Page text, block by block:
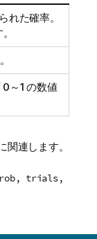
れた確率。
～1 の数値
関連します。
trials,